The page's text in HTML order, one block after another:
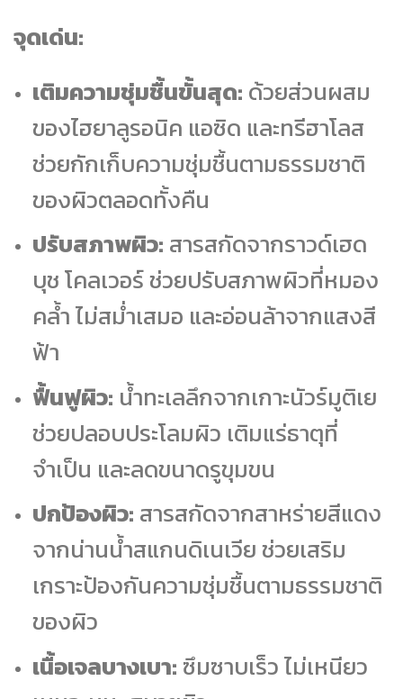
จุดเด่น:
เติมความชุ่มชื้นขั้นสุด: ด้วยส่วนผสม
ของไฮยาลูรอนิค แอซิด และทรีฮาโลส
ช่วยกักเก็บความชุ่มชื้นตามธรรมชาติ
ของผิวตลอดทั้งคืน
ปรับสภาพผิว: สารสกัดจากราวด์เฮด
บุช โคลเวอร์ ช่วยปรับสภาพผิวที่หมอง
คล้ำ ไม่สม่ำเสมอ และอ่อนล้าจากแสงสี
ฟ้า
ฟื้นฟูผิว: น้ำทะเลลึกจากเกาะนัวร์มูติเย
ช่วยปลอบประโลมผิว เติมแร่ธาตุที่
จำเป็น และลดขนาดรูขุมขน
ปกป้องผิว: สารสกัดจากสาหร่ายสีแดง
จากน่านน้ำสแกนดิเนเวีย ช่วยเสริม
เกราะป้องกันความชุ่มชื้นตามธรรมชาติ
ของผิว
เนื้อเจลบางเบา: ซึมซาบเร็ว ไม่เหนียว